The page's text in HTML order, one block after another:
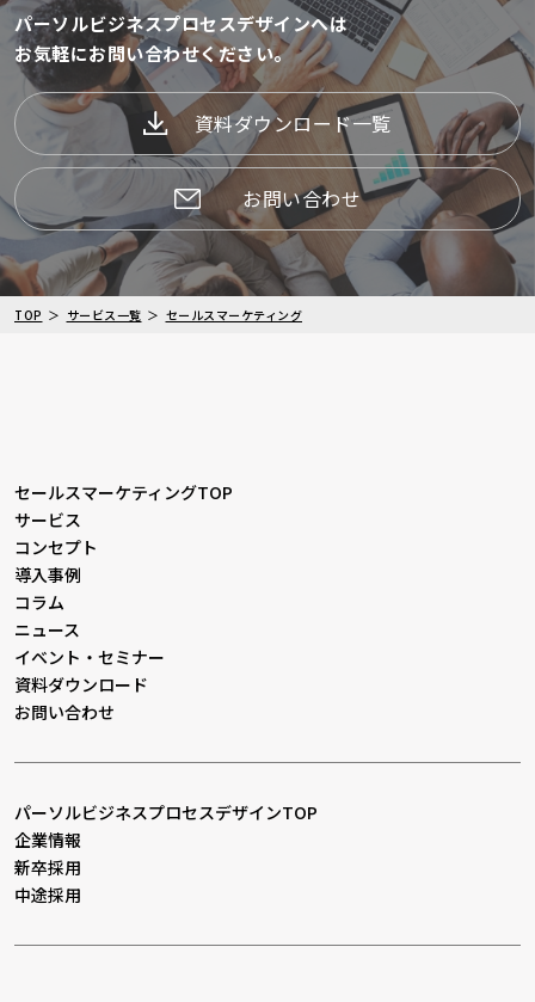
パーソルビジネスプロセスデザインへは
お気軽にお問い合わせください。
資料ダウンロード一覧
お問い合わせ
TOP サービス一覧 セールスマーケティング
セールスマーケティングTOP
サービス
コンセプト
導入事例
コラム
ニュース
イベント・セミナー
資料ダウンロード
お問い合わせ
パーソルビジネスプロセスデザインTOP
企業情報
新卒採用
中途採用